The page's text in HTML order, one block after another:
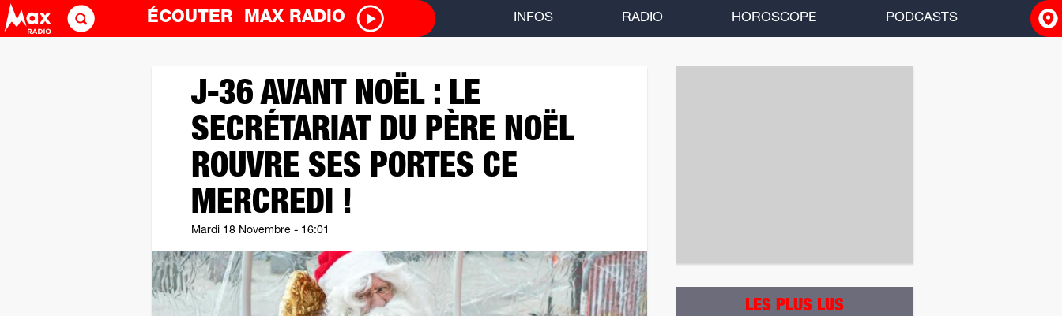
ÉCOUTER MAX RADIO INFOS RADIO HOROSCOPE PODCASTS
J-36 AVANT NOËL : LE
SECRÉTARIAT DU PÈRE NOËL
ROUVRE SES PORTES CE
MERCREDI !
Mardi 18 Novembre - 16:01
LES PLUS LUS